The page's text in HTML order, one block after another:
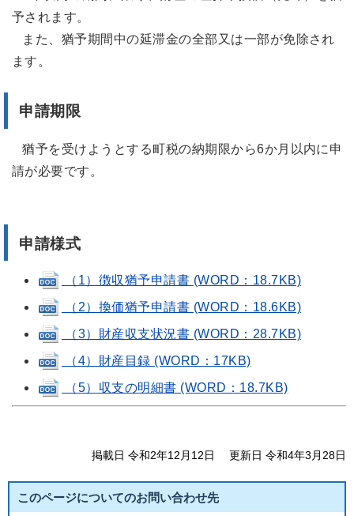
予されます。
また、猶予期間中の延滞金の全部又は一部が免除され
ます。
申請期限
猶予を受けようとする町税の納期限から6か月以内に申
請が必要です。
申請様式
（1）徴収猶予申請書 (WORD：18.7KB)
（2）換価猶予申請書 (WORD：18.6KB)
（3）財産収支状況書 (WORD：28.7KB)
（4）財産目録 (WORD：17KB)
（5）収支の明細書 (WORD：18.7KB)
掲載日 令和2年12月12日 更新日 令和4年3月28日
このページについてのお問い合わせ先